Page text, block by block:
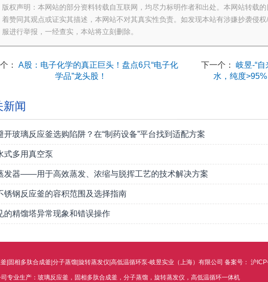
版权声明：本网站的部分资料转载自互联网，均尽力标明作者和出处。本网站转载
着赞同其观点或证实其描述，本网站不对其真实性负责。如发现本站有涉嫌抄袭侵
服进行举报，一经查实，本站将立刻删除。
： A股：电子化学的真正巨头！盘点6只“电子化
学品”龙头股！
下一个：岐昱-“
水，纯度
新闻
开玻璃反应釜选购陷阱？在“制药设备”平台找到适配方案
式多用真空泵
发器——用于高效蒸发、浓缩与脱挥工艺的技术解决方案
锈钢反应釜的容积范围及选择指南
的精馏塔异常现象和错误操作
|固相多肽合成釜|分子蒸馏|旋转蒸发仪|高低温循环泵-岐昱实业（上海）有限公司 备案号： 沪
专业生产：玻璃反应釜，固相多肽合成釜，分子蒸馏，旋转蒸发仪，高低温循环一体机